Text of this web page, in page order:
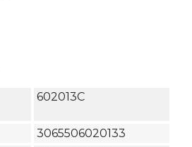
602013C
3065506020133